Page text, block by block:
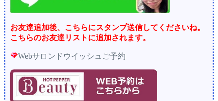
お友達追加後、こちらにスタンプ送信してくださいね。
こちらのお友達リストに追加されます。
Webサロンドウイッシュご予約